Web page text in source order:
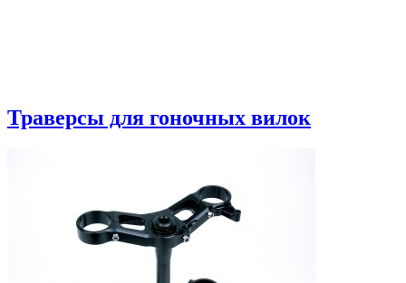
Траверсы для гоночных вилок